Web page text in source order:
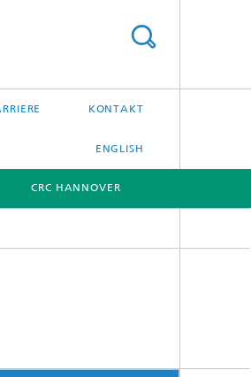
KONTAKT
ENGLISH
CRC HANNOVER